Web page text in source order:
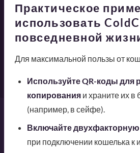
Практическое
использовать
повседневной
Для максимальной пользы от
Используйте QR-коды для
копированияи храните их в
(например, в сейфе).
Включайте
при подключении кошелька к